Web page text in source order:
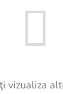
vizualiza